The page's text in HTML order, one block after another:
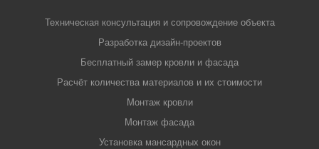
Техническая консультация и сопровождение объекта
Разработка дизайн-проектов
Бесплатный замер кровли и фасада
Расчёт количества материалов и их стоимости
Монтаж кровли
Монтаж фасада
Установка мансардных окон